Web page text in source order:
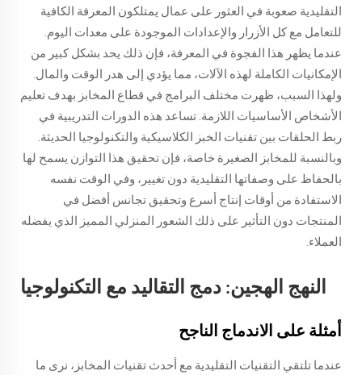
التقليدية صعوبة في العثور على عمال يمتلكون المعرفة الكافية
للتعامل مع كل الأزرار والإعدادات الموجودة على معدات اليوم.
عندما يظهر هذا الفجوة في المعرفة، فإن ذلك يحد بشكل كبير من
الإمكانيات الكاملة لهذه الآلات، مما يؤدي إلى هدر الوقت والمال.
ولهذا السبب، ظهرت مختلف البرامج في قطاع المخابز بهدف تعليم
الأشخاص الأساسيات اللازمة. تساعد هذه الدورات التدريبية في
ربط الحلقات بين تقنيات الخبز الكلاسيكية والتكنولوجيا الحديثة.
وبالنسبة للمخابز الصغيرة خاصة، فإن تحقيق هذا التوازن يسمح لها
بالحفاظ على وصفاتها التقليدية دون تغيير، وفي الوقت نفسه
الاستفادة من أوقات إنتاج أسرع وتحقيق تجانس أفضل في
المنتجات دون التأثير على ذلك الشعور المنزلي المميز الذي يفضله
العملاء.
النهج الهجين: دمج التقاليد مع التكنولوجيا
أمثلة على الاندماج الناجح
عندما تلتقي التقنيات التقليدية مع أحدث تقنيات المخابز، نرى ما